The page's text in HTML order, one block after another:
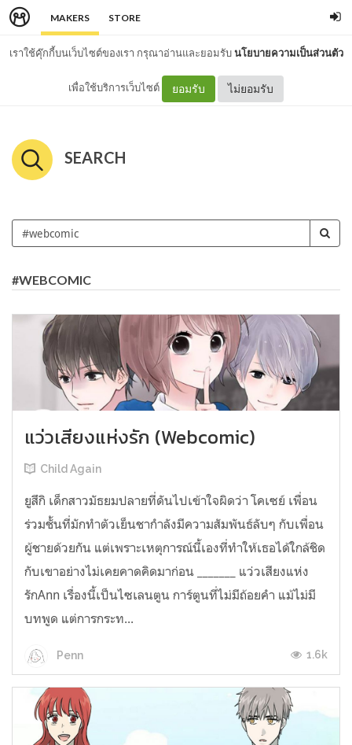
MAKERS STORE
เราใช้คุ๊กกี้บนเว็บไซต์ของเรา กรุณาอ่านและยอมรับนโยบายความเป็นส่วนตัว
เพื่อใช้บริการเว็บไซต์ ยอมรับ ไม่ยอมรับ
SEARCH
#WEBCOMIC
แว่วเสียงแห่งรัก (Webcomic)
Child Again
ยูสึกิ เด็กสาวมัธยมปลายที่ดันไปเข้าใจผิดว่า โคเซย์ เพื่อน
ร่วมชั้นที่มักทำตัวเย็นชากำลังมีความสัมพันธ์ลับๆ กับเพื่อน
ผู้ชายด้วยกัน แต่เพราะเหตุการณ์นี้เองที่ทำให้เธอได้ใกล้ชิด
กับเขาอย่างไม่เคยคาดคิดมาก่อน _______ แว่วเสียงแห่ง
รักAnn เรื่องนี้เป็นไซเลนตูน การ์ตูนที่ไม่มีถ้อยคำ แม้ไม่มี
บทพูด แต่การกระท...
Penn 1.6k